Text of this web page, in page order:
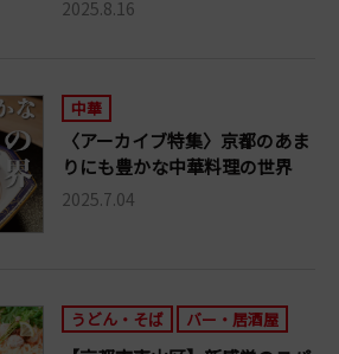
2025.8.16
中華
〈アーカイブ特集〉京都のあま
りにも豊かな中華料理の世界
2025.7.04
うどん・そば バー・居酒屋